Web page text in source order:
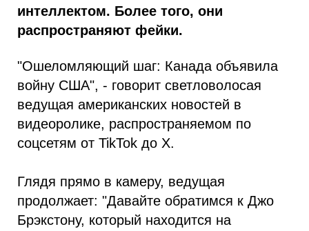
интеллектом. Более того, они
распространяют фейки.
"Ошеломляющий шаг: Канада объявила
войну США", - говорит светловолосая
ведущая американских новостей в
видеоролике, распространяемом по
соцсетям от TikTok до X.
Глядя прямо в камеру, ведущая
продолжает: "Давайте обратимся к Джо
Брэкстону, который находится на